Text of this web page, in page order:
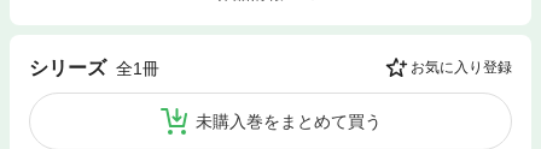
シリーズ 全1冊 お気に入り登録
未購入巻をまとめて買う